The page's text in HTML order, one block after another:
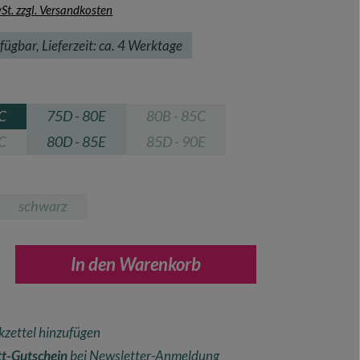
zzgl. Versandkosten
Lieferzeit: ca. 4 Werktage
75D - 80E 80B - 85C
(Diese Option ist zurzeit nicht
Option ist zurzeit nicht verfügbar.)
80D - 85E 85D - 90E
(Diese Option ist zurzeit nicht
schwarz
(Diese Option ist zurzeit nicht verfügbar.)
Gib den gewünschten Wert ein oder
In den Warenkorb
hinzufügen
Gutscheinbei Newsletter-Anmeldung